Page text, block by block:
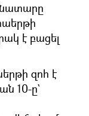
է բացել
զոհ է
10-ը`